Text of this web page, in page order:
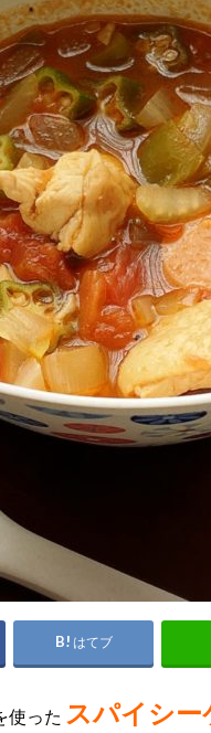
はてブ
使った スパイシ